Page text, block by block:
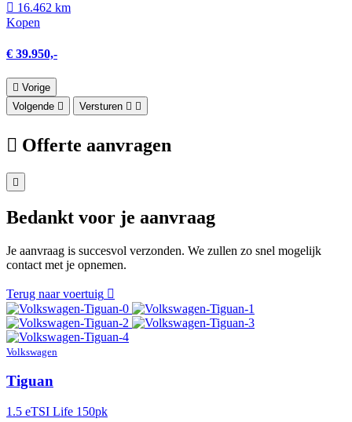
16.462 km
Kopen
€ 39.950,-
Vorige
Volgende
Versturen
Offerte aanvragen
Bedankt voor je aanvraag
Je aanvraag is succesvol verzonden. We zullen zo snel mogelijk
contact met je opnemen.
Terug naar voertuig
Volkswagen
Tiguan
1.5 eTSI Life 150pk